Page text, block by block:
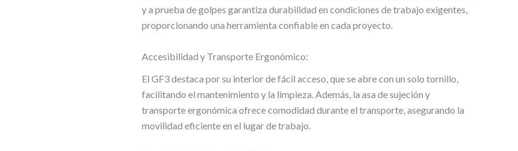
y a prueba de golpes garantiza durabilidad en condiciones de trabajo exigentes,
proporcionando una herramienta confiable en cada proyecto.
Accesibilidad y Transporte Ergonómico:
El GF3 destaca por su interior de fácil acceso, que se abre con un solo tornillo,
facilitando el mantenimiento y la limpieza. Además, la asa de sujeción y
transporte ergonómica ofrece comodidad durante el transporte, asegurando la
movilidad eficiente en el lugar de trabajo.